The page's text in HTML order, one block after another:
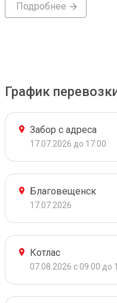
Подробнее
График
Забор с адреса
17.07.2026 до 17:00
Благовещенск
17.07.2026
Котлас
07.08.2026 с 09:00 до